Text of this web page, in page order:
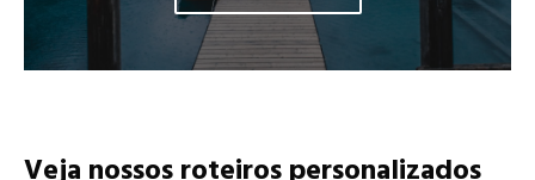
Veja nossos roteiros personalizados